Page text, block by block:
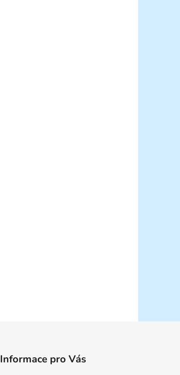
Informace pro Vás